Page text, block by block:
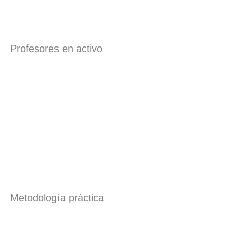
Profesores en activo
Metodología práctica